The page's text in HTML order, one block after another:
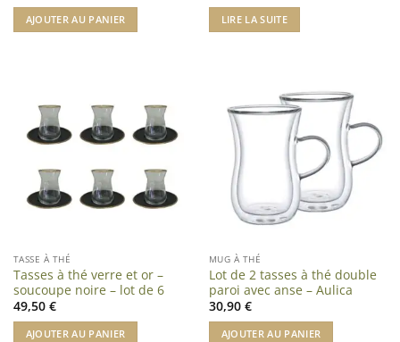
AJOUTER AU PANIER LIRE LA SUITE
TASSE À THÉ
Tasses à thé verre et or –
soucoupe noire – lot de 6
49,50 €
AJOUTER AU PANIER
MUG À THÉ
Lot de 2 tasses à thé double
paroi avec anse – Aulica
30,90 €
AJOUTER AU PANIER